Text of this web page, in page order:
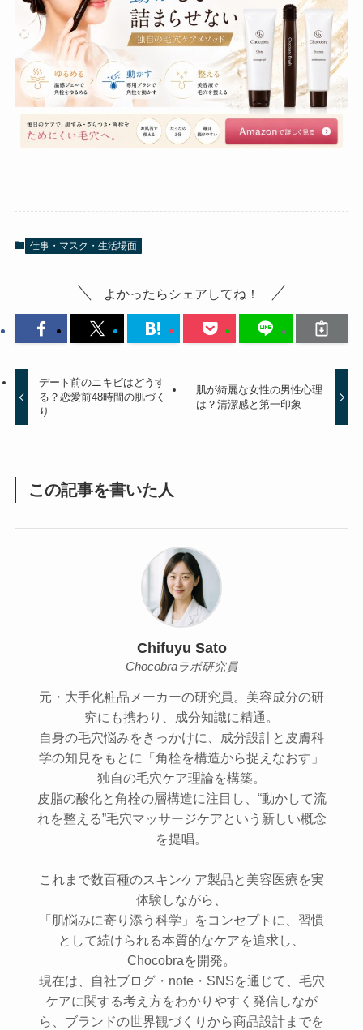
仕事・マスク・生活場面
よかったらシェアしてね！
デート前のニキビはどうす
る？恋愛前48時間の肌づく
り
肌が綺麗な女性の男性心理
は？清潔感と第一印象
この記事を書いた人
Chifuyu Sato
Chocobraラボ研究員
元・大手化粧品メーカーの研究員。美容成分の研
究にも携わり、成分知識に精通。
自身の毛穴悩みをきっかけに、成分設計と皮膚科
学の知見をもとに「角栓を構造から捉えなおす」
独自の毛穴ケア理論を構築。
皮脂の酸化と角栓の層構造に注目し、“動かして流
れを整える”毛穴マッサージケアという新しい概念
を提唱。
これまで数百種のスキンケア製品と美容医療を実
体験しながら、
「肌悩みに寄り添う科学」をコンセプトに、習慣
として続けられる本質的なケアを追求し、
Chocobraを開発。
現在は、自社ブログ・note・SNSを通じて、毛穴
ケアに関する考え方をわかりやすく発信しなが
ら、ブランドの世界観づくりから商品設計までを